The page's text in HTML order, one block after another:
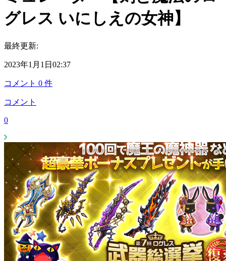
グレス いにしえの女神】
最終更新:
2023年1月1日02:37
コメント 0 件
コメント
0